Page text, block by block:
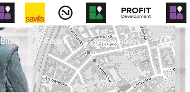
Biura Forum Wiadomości